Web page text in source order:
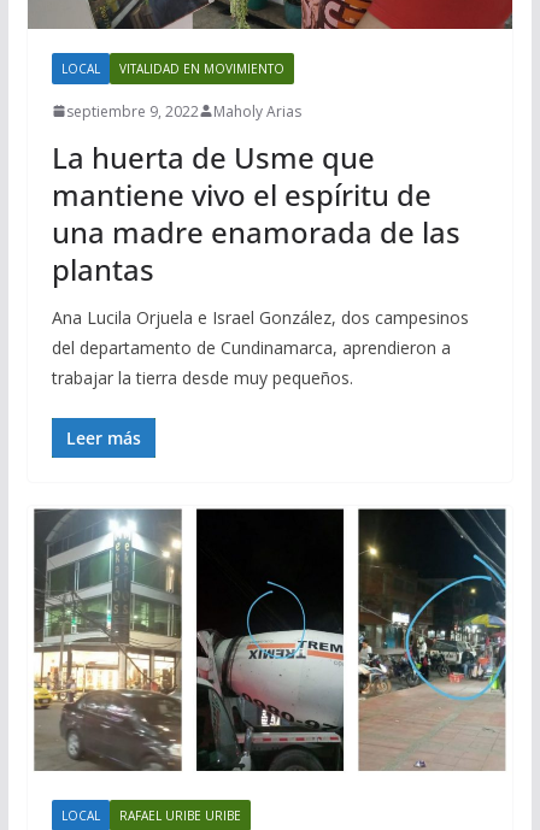
LOCAL VITALIDAD EN MOVIMIENTO
septiembre 9, 2022 Maholy Arias
La huerta de Usme que
mantiene vivo el espíritu de
una madre enamorada de las
plantas
Ana Lucila Orjuela e Israel González, dos campesinos
del departamento de Cundinamarca, aprendieron a
trabajar la tierra desde muy pequeños.
Leer más
LOCAL RAFAEL URIBE URIBE